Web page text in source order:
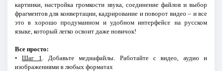
картинки, настройка громкости звука, соединение файлов и выбор
фрагментов для конвертации, кадрирование и поворот видео – и все
это в хорошо продуманном и удобном интерфейсе на русском
языке, который легко освоит даже новичок!
Все просто:
•Шаг 1. Добавьте медиафайлы. Работайте с видео, аудио и
изображениями в любых форматах